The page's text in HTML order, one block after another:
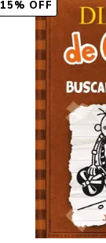
15% OFF